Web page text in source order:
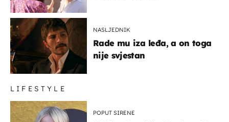
NASLJEDNIK
Rade mu iza leđa, a on toga
nije svjestan
LIFESTYLE
POPUT SIRENE